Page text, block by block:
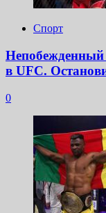
Спорт
Непобежденный
в UFC.
0